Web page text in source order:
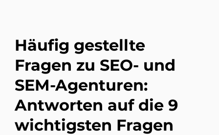
Häufig gestellte
Fragen zu SEO- und
SEM-Agenturen:
Antworten auf die 9
wichtigsten Fragen